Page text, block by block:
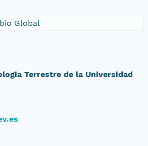
Global
Terrestre de la Universidad